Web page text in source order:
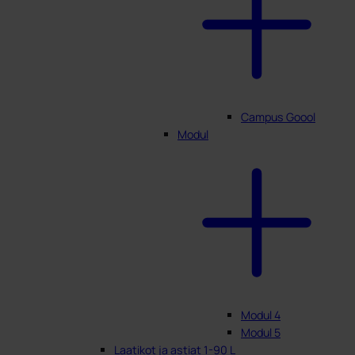
Campus Goool
Modul
Modul 4
Modul 5
Laatikot ja astiat 1-90 L